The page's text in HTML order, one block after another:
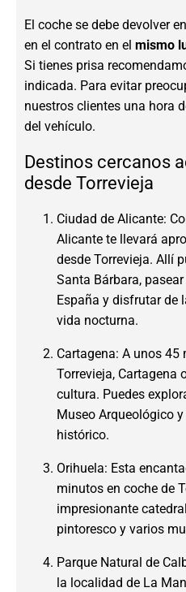
El coche se debe devolver
en el contrato en el mismo
Si tienes prisa
indicada. Para evitar
nuestros clientes una hora
del vehículo.
Destinos cercanos
desde Torrevieja
Ciudad de Alicante:
Alicante te llevará
desde Torrevieja. Allí
Santa Bárbara,
España y disfrutar de
vida nocturna.
Cartagena: A unos 45
Torrevieja, Cartagena
cultura. Puedes
Museo Arqueológico
histórico.
Orihuela: Esta
minutos en coche de
impresionante
pintoresco y varios
Parque Natural de
la localidad de La